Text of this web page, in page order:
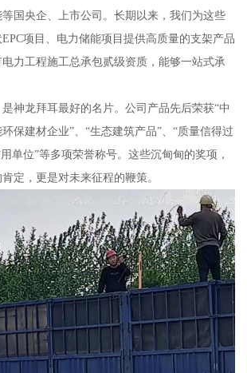
国央企、上市公司。长期以来，我们为这些
项目、电力储能项目提供高质量的支架产品
力工程施工总承包贰级资质，能够一站式承
神龙拜耳最好的名片。公司产品先后荣获“中
保建材企业”、“生态建筑产品”、“质量信得过
单位”等多项荣誉称号。这些沉甸甸的奖项，
定，更是对未来征程的鞭策。